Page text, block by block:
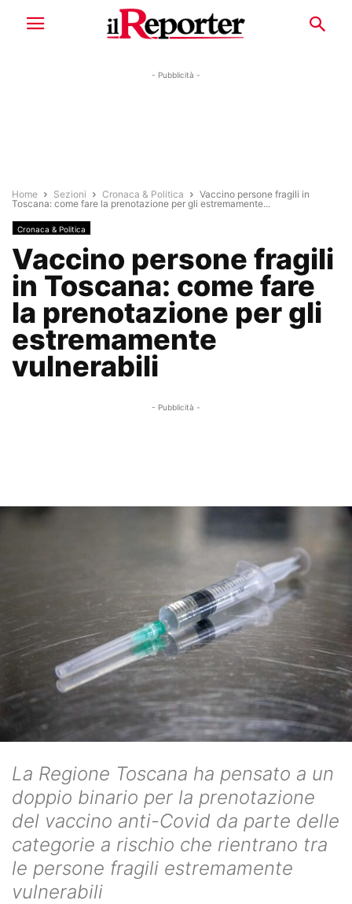
- Pubblicità -
Home Sezioni Cronaca & Politica
Vaccino persone fragili in
Toscana: come fare la prenotazione per gli estremamente...
Cronaca & Politica
Vaccino persone fragili
in Toscana: come fare
la prenotazione per gli
estremamente
vulnerabili
- Pubblicità -
La Regione Toscana ha pensato a un
doppio binario per la prenotazione
del vaccino anti-Covid da parte delle
categorie a rischio che rientrano tra
le persone fragili estremamente
vulnerabili